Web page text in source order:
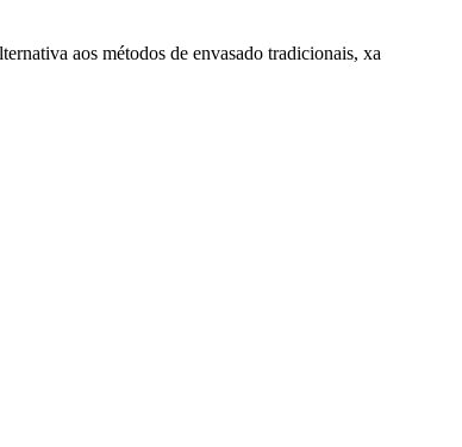
aos métodos de envasado tradicionais, xa